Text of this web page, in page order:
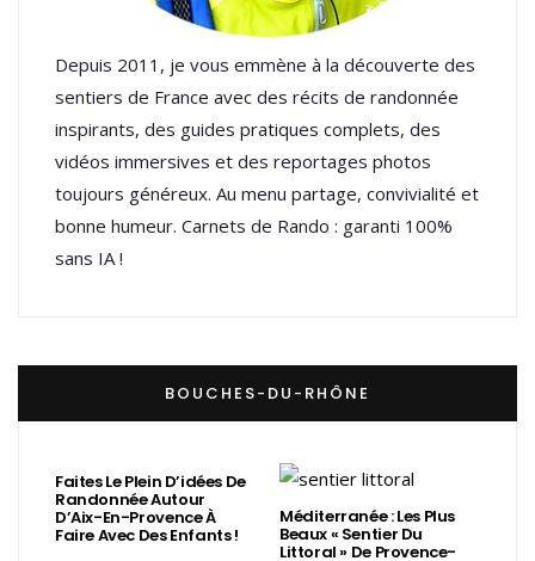
Depuis 2011, je vous emmène à la découverte des
sentiers de France avec des récits de randonnée
inspirants, des guides pratiques complets, des
vidéos immersives et des reportages photos
toujours généreux. Au menu partage, convivialité et
bonne humeur. Carnets de Rando : garanti 100%
sans IA !
BOUCHES-DU-RHÔNE
Faites Le Plein D’idées De
Randonnée Autour
D’Aix-En-Provence À
Faire Avec Des Enfants !
Méditerranée : Les Plus
Beaux « Sentier Du
Littoral » De Provence-